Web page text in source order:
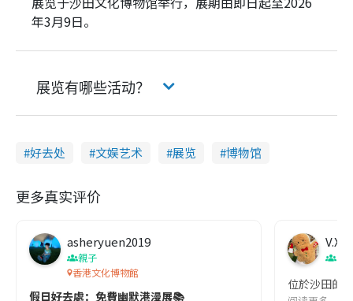
年3月9日。
展览有哪些活动？
好去处 文娱艺术 展览 博物馆
更多真实评价
asheryuen2019
親子
香港文化博物館
假日好去處：免費幽默港漫展📚
V.X
位於沙田的